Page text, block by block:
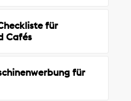
für
Cafés
für